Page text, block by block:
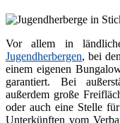
Vor allem in
Jugendherbergen, bei
einem eigenen
garantiert. Bei
außerdem große
oder auch eine Stelle
Unterkünften vom